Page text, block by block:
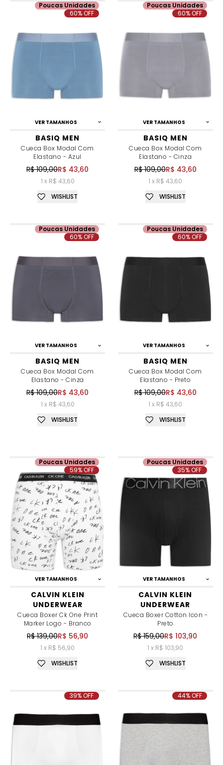
VER TAMANHOS
BASIQ MEN
Cueca Box Modal Com
Elastano - Azul
R$ 109,00R$ 43,60
1 x R$ 43,60
Poucas Unidades
60% OFF
WISHLIST
VER TAMANHOS
BASIQ MEN
Cueca Box Modal Com
Elastano - Cinza
R$ 109,00R$ 43,60
1 x R$ 43,60
Poucas Unidades
60% OFF
WISHLIST
VER TAMANHOS
BASIQ MEN
Cueca Box Modal Com
Elastano - Cinza
R$ 109,00R$ 43,60
1 x R$ 43,60
Poucas Unidades
60% OFF
WISHLIST
VER TAMANHOS
BASIQ MEN
Cueca Box Modal Com
Elastano - Preto
R$ 109,00R$ 43,60
1 x R$ 43,60
Poucas Unidades
60% OFF
WISHLIST
VER TAMANHOS
CALVIN KLEIN
UNDERWEAR
Cueca Boxer Ck One Print
Marker Logo - Branco
R$ 139,00R$ 56,90
1 x R$ 56,90
Poucas Unidades
59% OFF
WISHLIST
VER TAMANHOS
CALVIN KLEIN
UNDERWEAR
Cueca Boxer Cotton Icon -
Preto
R$ 159,00R$ 103,90
1 x R$ 103,90
Poucas Unidades
35% OFF
WISHLIST
39% OFF 44% OFF